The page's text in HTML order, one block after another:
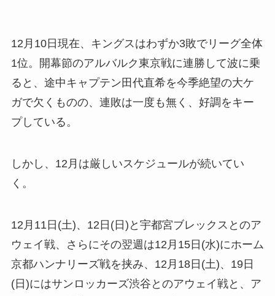
12月10日現在、キングスはわずか3敗でリーグ全体
1位。開幕節のアルバルク東京戦に連勝して波に乗
ると、途中キャプテン田代直希を今季絶望の大ケ
ガで欠くものの、連敗は一度も無く、好調をキー
プしている。
しかし、12月は厳しいスケジュールが続いてい
く。
12月11日(土)、12日(日)と宇都宮ブレックスとのア
ウェイ戦、さらにその翌週は12月15日(水)にホーム
京都ハンナリーズ戦を挟み、12月18日(土)、19日
(日)にはサンロッカーズ渋谷とのアウェイ戦と、ア